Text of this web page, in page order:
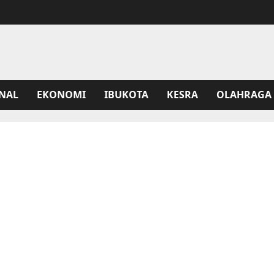
EKONOMI IBUKOTA KESRA OLAHRAGA